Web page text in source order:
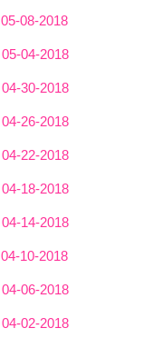
05-08-2018
05-04-2018
04-30-2018
04-26-2018
04-22-2018
04-18-2018
04-14-2018
04-10-2018
04-06-2018
04-02-2018